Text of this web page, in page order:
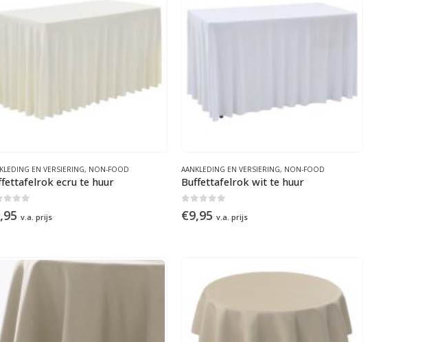
EN VERSIERING, NON-FOOD
ecru te huur
v.a. prijs
AANKLEDING EN VERSIERING, NON-FOOD
Buffettafelrok wit te huur
€9,95 v.a. prijs